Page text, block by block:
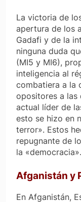
La victoria de
apertura de los
Gadafi y de la
ninguna duda
(MI5 y MI6),
inteligencia al
combatiera a la
opositores a las
actual líder de
esto se hizo en
terror». Estos
repugnante de
la «democracia».
Afganistán y
En Afganistán,